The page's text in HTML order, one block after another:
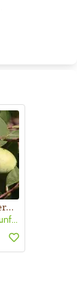
Pawpaw, Indianerbanane
Asimina triloba 'Sunflower'